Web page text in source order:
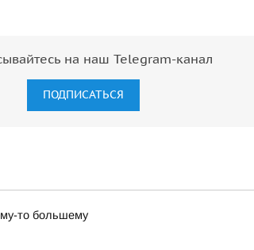
на наш Telegram-канал
ПОДПИСАТЬСЯ
то большему